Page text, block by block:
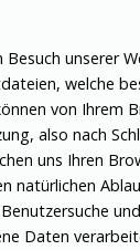
Besuch unserer
welche
von Ihrem
also nach
uns Ihren
natürlichen
Daten